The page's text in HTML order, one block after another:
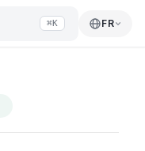
⌘K FR